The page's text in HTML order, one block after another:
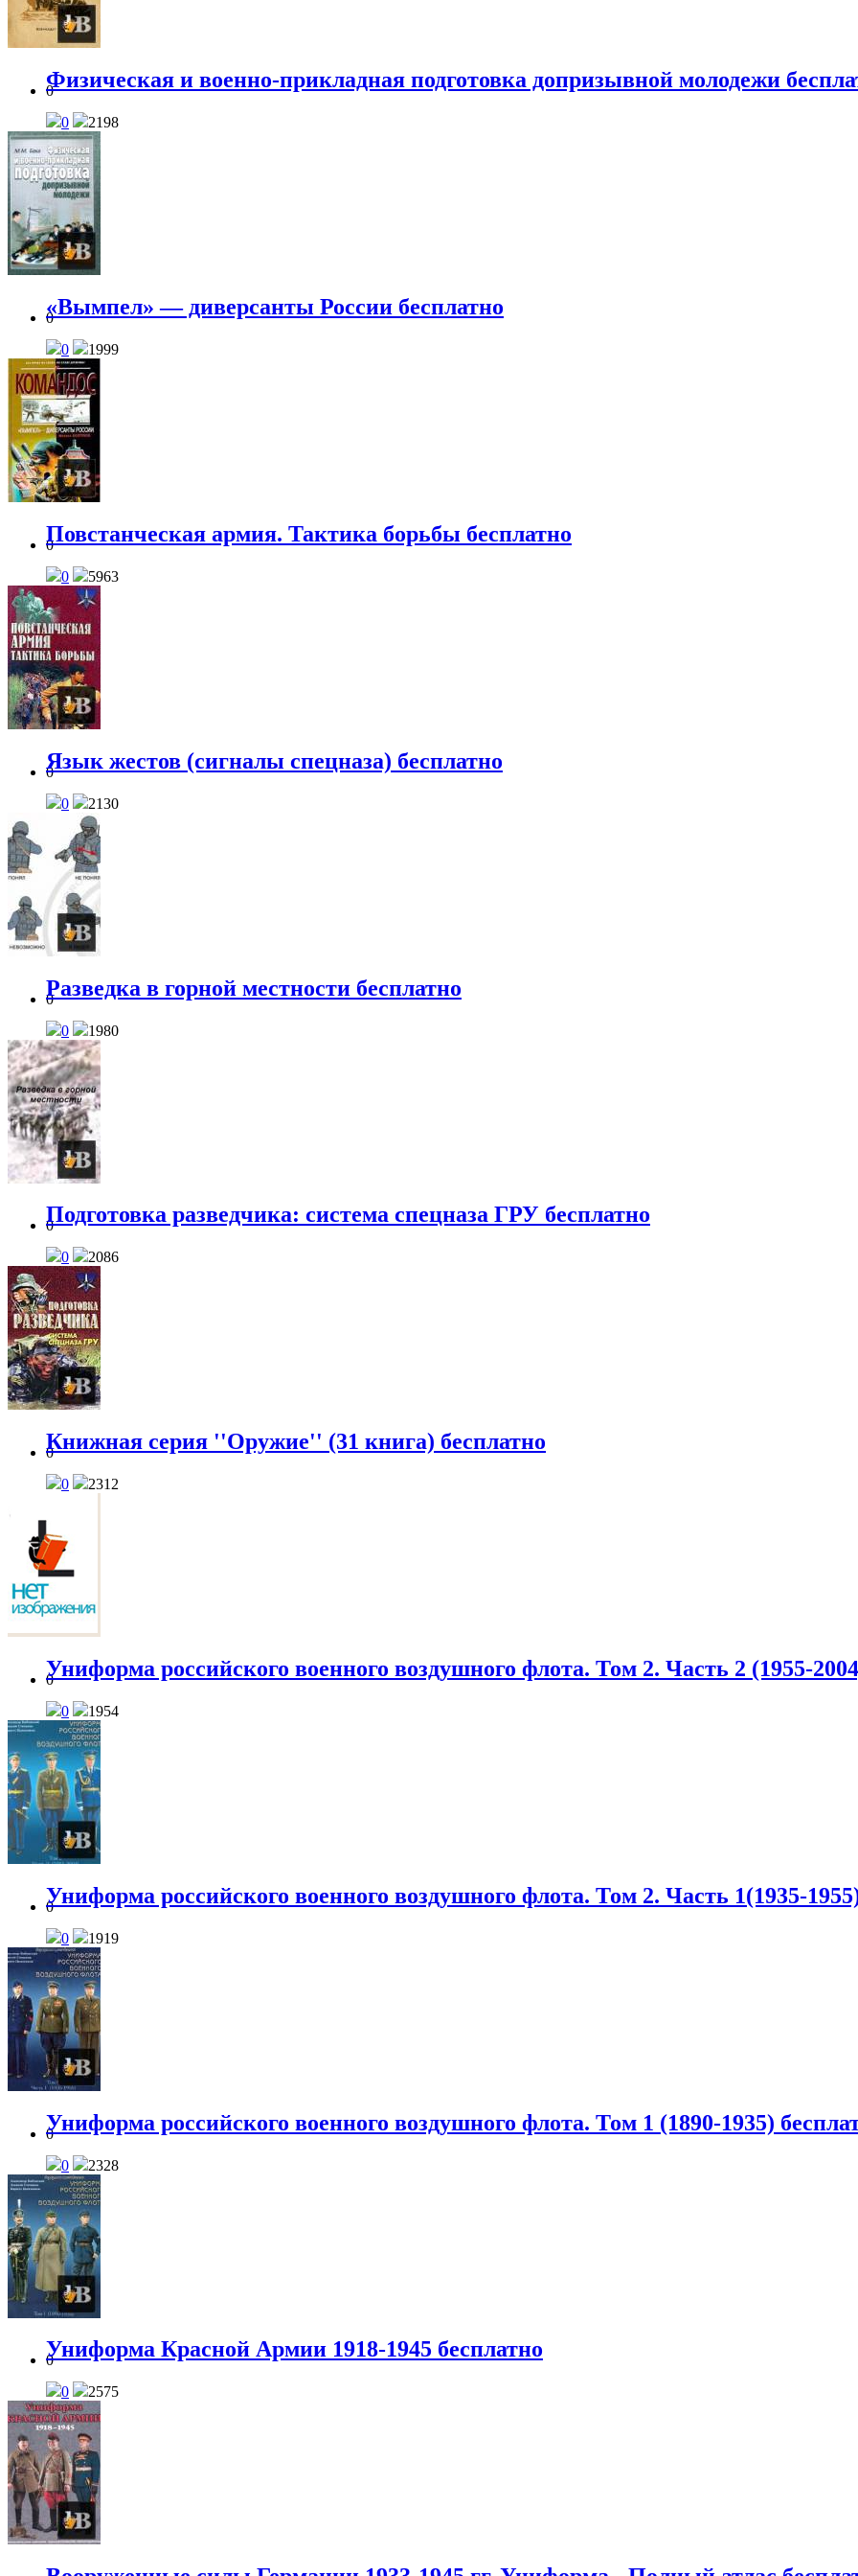
0
Физическая и военно-прикладная подготовка допризывной молодежи
0 2198
0
«Вымпел» — диверсанты России бесплатно
0 1999
0
Повстанческая армия. Тактика борьбы бесплатно
0 5963
0
Язык жестов (сигналы спецназа) бесплатно
0 2130
0
Разведка в горной местности бесплатно
0 1980
0
Подготовка разведчика: система спецназа ГРУ бесплатно
0 2086
0
Книжная серия ''Оружие'' (31 книга) бесплатно
0 2312
0
Униформа российского военного воздушного флота. Том 2. Часть 2 (1955-
0 1954
0
Униформа российского военного воздушного флота. Том 2. Часть 1(1935-
0 1919
0
Униформа российского военного воздушного флота. Том 1 (1890-1935)
0 2328
0
Униформа Красной Армии 1918-1945 бесплатно
0 2575